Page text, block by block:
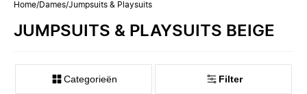
Home/Dames/Jumpsuits & Playsuits
JUMPSUITS & PLAYSUITS BEIGE
Categorieën Filter